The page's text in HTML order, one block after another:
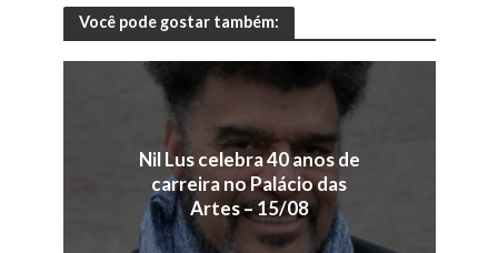
Você pode gostar também:
Nil Lus celebra 40 anos de
carreira no Palácio das
Artes – 15/08